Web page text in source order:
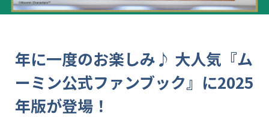
年に一度のお楽しみ♪ 大人気『ム
ーミン公式ファンブック』に2025
年版が登場！